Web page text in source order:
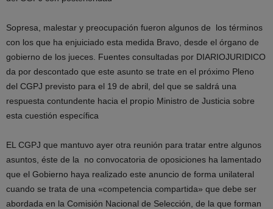
Sopresa, malestar y preocupación fueron algunos de los términos
con los que ha enjuiciado esta medida Bravo, desde el órgano de
gobierno de los jueces. Fuentes consultadas por DIARIOJURIDICO
da por descontado que este asunto se trate en el próximo Pleno
del CGPJ previsto para el 19 de abril, del que se saldrá una
respuesta contundente hacia el propio Ministro de Justicia sobre
esta cuestión específica
EL CGPJ que mantuvo ayer otra reunión para tratar entre algunos
asuntos, éste de la no convocatoria de oposiciones ha lamentado
que el Gobierno haya realizado este anuncio de forma unilateral
cuando se trata de una «competencia compartida» que debe ser
abordada en la Comisión Nacional de Selección, de la que forman